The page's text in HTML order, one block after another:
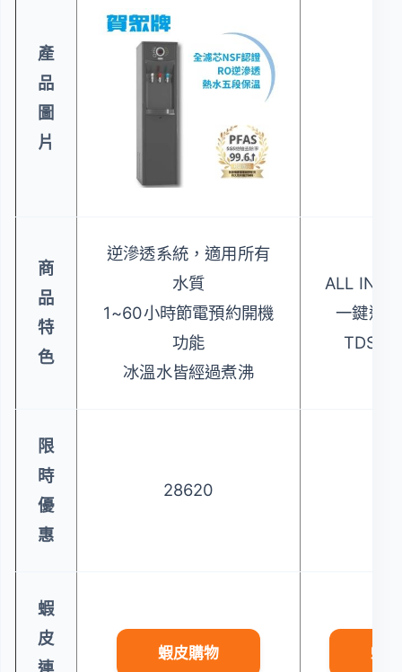
產
品
圖
片
商
品
特
色
逆滲透系統，適用所有
水質
1~60小時節電預約開機
功能
冰溫水皆經過煮沸
ALL IN
一鍵選
TDS值
限
時
優
惠
28620
蝦
皮
連
蝦皮購物 蝦